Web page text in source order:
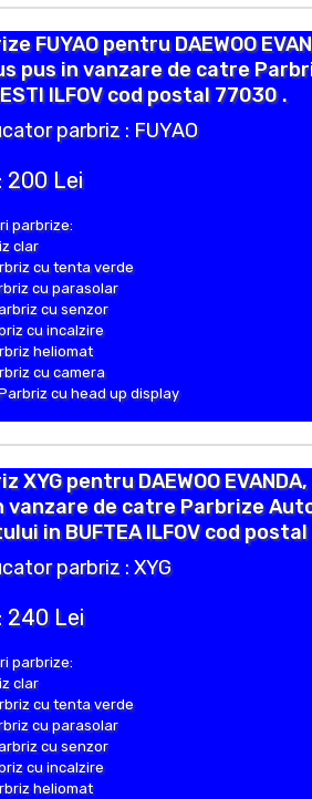
FUYAO pentru DAEWOO
pus in vanzare de catre
ILFOV cod postal 77030 .
parbriz : FUYAO
200 Lei
parbrize:
clar
cu tenta verde
cu parasolar
cu senzor
cu incalzire
heliomat
cu camera
cu head up display
XYG pentru DAEWOO
vanzare de catre Parbrize
in BUFTEA ILFOV cod
parbriz : XYG
240 Lei
parbrize:
clar
cu tenta verde
cu parasolar
cu senzor
cu incalzire
heliomat